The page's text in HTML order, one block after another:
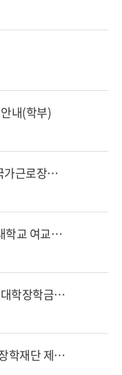
내(학부)
[한국장학재단] 2026학년도 2학기 국가근로장학금 1차 신청기간 안내
[교외-마감]2026학년도 2학기 고려대학교 여교수회 차세대 지도자 장학생 선발 안내(학교지원)
[교외-8/10]2026년 하반기 서울인재대학장학금 장학생 선발 안내(재단지원)
[교외-9/18]2026학년도 앨트웰민초장학재단 제27기 장학생 모집 안내(재단지원)